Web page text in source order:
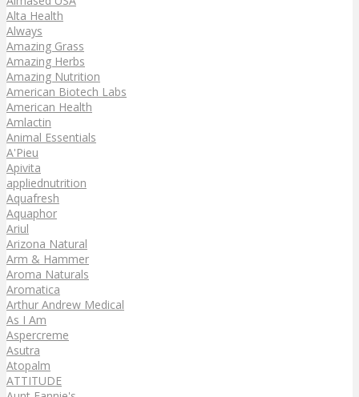
Alta Health
Always
Amazing Grass
Amazing Herbs
Amazing Nutrition
American Biotech Labs
American Health
Amlactin
Animal Essentials
A'Pieu
Apivita
appliednutrition
Aquafresh
Aquaphor
Ariul
Arizona Natural
Arm & Hammer
Aroma Naturals
Aromatica
Arthur Andrew Medical
As I Am
Aspercreme
Asutra
Atopalm
ATTITUDE